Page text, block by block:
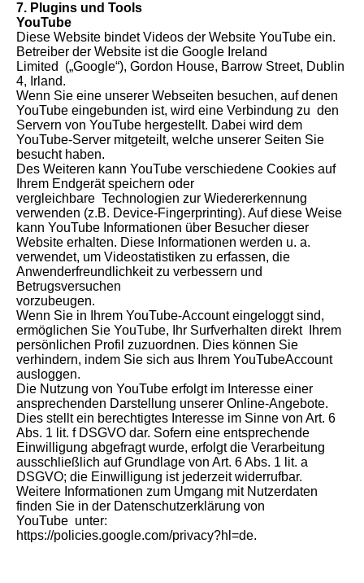
7. Plugins und Tools
YouTube
Diese Website bindet Videos der Website YouTube ein.
Betreiber der Website ist die Google Ireland
Limited („Google“), Gordon House, Barrow Street, Dublin
4, Irland.
Wenn Sie eine unserer Webseiten besuchen, auf denen
YouTube eingebunden ist, wird eine Verbindung zu den
Servern von YouTube hergestellt. Dabei wird dem
YouTube-Server mitgeteilt, welche unserer Seiten Sie
besucht haben.
Des Weiteren kann YouTube verschiedene Cookies auf
Ihrem Endgerät speichern oder
vergleichbare Technologien zur Wiedererkennung
verwenden (z.B. Device-Fingerprinting). Auf diese Weise
kann YouTube Informationen über Besucher dieser
Website erhalten. Diese Informationen werden u. a.
verwendet, um Videostatistiken zu erfassen, die
Anwenderfreundlichkeit zu verbessern und
Betrugsversuchen
vorzubeugen.
Wenn Sie in Ihrem YouTube-Account eingeloggt sind,
ermöglichen Sie YouTube, Ihr Surfverhalten direkt Ihrem
persönlichen Profil zuzuordnen. Dies können Sie
verhindern, indem Sie sich aus Ihrem YouTubeAccount
ausloggen.
Die Nutzung von YouTube erfolgt im Interesse einer
ansprechenden Darstellung unserer Online-Angebote.
Dies stellt ein berechtigtes Interesse im Sinne von Art. 6
Abs. 1 lit. f DSGVO dar. Sofern eine entsprechende
Einwilligung abgefragt wurde, erfolgt die Verarbeitung
ausschließlich auf Grundlage von Art. 6 Abs. 1 lit. a
DSGVO; die Einwilligung ist jederzeit widerrufbar.
Weitere Informationen zum Umgang mit Nutzerdaten
finden Sie in der Datenschutzerklärung von
YouTube unter:
https://policies.google.com/privacy?hl=de.